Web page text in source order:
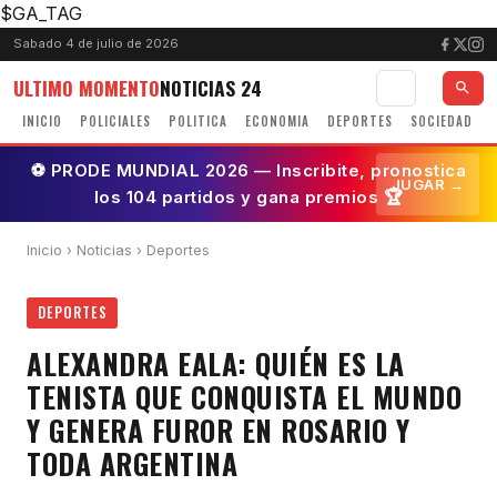
$GA_TAG
Sabado 4 de julio de 2026
ULTIMO MOMENTONOTICIAS 24
INICIO POLICIALES POLITICA ECONOMIA DEPORTES SOCIEDAD
⚽ PRODE MUNDIAL 2026 — Inscribite, pronostica
los 104 partidos y gana premios 🏆
JUGAR →
Inicio › Noticias › Deportes
DEPORTES
ALEXANDRA EALA: QUIÉN ES LA
TENISTA QUE CONQUISTA EL MUNDO
Y GENERA FUROR EN ROSARIO Y
TODA ARGENTINA